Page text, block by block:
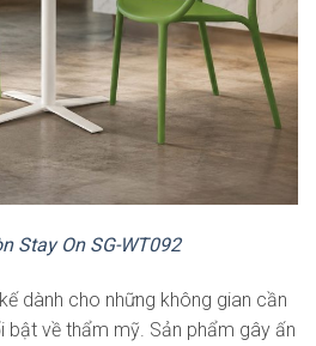
Stay On SG-WT092
dành cho những không gian cần
bật về thẩm mỹ. Sản phẩm gây ấn